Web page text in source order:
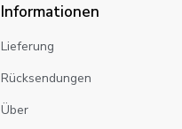
Informationen
Lieferung
Rücksendungen
Über